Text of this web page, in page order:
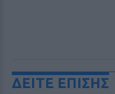
ΔΕΙΤΕ ΕΠΙΣΗΣ